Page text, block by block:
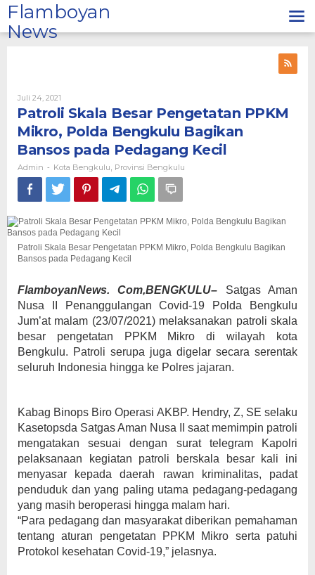
Lewati
ke
konten
Flamboyan
News
Juli 24, 2021
Admin
Patroli Skala Besar Pengetatan PPKM
Mikro, Polda Bengkulu Bagikan
Bansos pada Pedagang Kecil
Admin - Kota Bengkulu Provinsi Bengkulu
Patroli Skala Besar Pengetatan PPKM Mikro, Polda Bengkulu Bagikan
Bansos pada Pedagang Kecil
FlamboyanNews. Com,BENGKULU– Satgas Aman
Nusa II Penanggulangan Covid-19 Polda Bengkulu
Jum’at malam (23/07/2021) melaksanakan patroli skala
besar pengetatan PPKM Mikro di wilayah kota
Bengkulu. Patroli serupa juga digelar secara serentak
seluruh Indonesia hingga ke Polres jajaran.
Kabag Binops Biro Operasi AKBP. Hendry, Z, SE selaku
Kasetopsda Satgas Aman Nusa II saat memimpin patroli
mengatakan sesuai dengan surat telegram Kapolri
pelaksanaan kegiatan patroli berskala besar kali ini
menyasar kepada daerah rawan kriminalitas, padat
penduduk dan yang paling utama pedagang-pedagang
yang masih beroperasi hingga malam hari.
“Para pedagang dan masyarakat diberikan pemahaman
tentang aturan pengetatan PPKM Mikro serta patuhi
Protokol kesehatan Covid-19,” jelasnya.